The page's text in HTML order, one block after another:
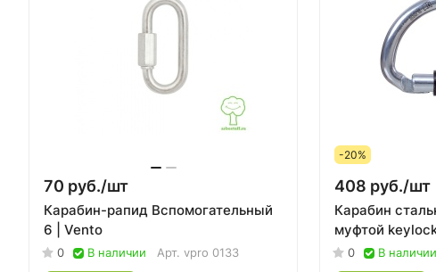
70 руб./шт
Карабин-рапид Вспомогательный
6 | Vento
0 В наличии Арт. vpro 0133
-20%
408 руб./шт
Карабин
муфтой
0 В наличии